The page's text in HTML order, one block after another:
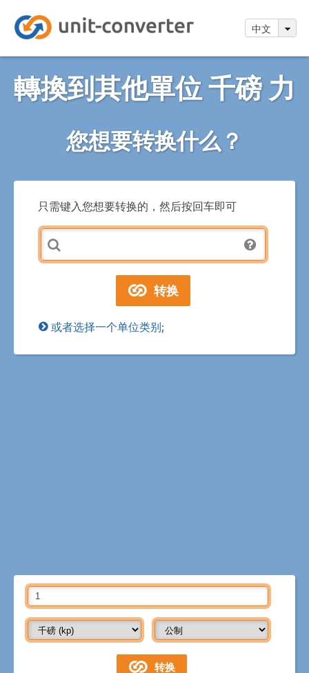
中文
轉換到其他單位 千磅 力
您想要转换什么？
只需键入您想要转换的，然后按回车即可
或者选择一个单位类别;